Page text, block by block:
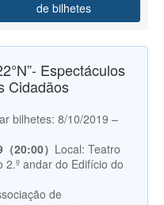
de bilhetes
Espectáculos
Cidadãos
bilhetes: 8/10/2019 –
20:00） Local: Teatro
2.º andar do Edifício do
de